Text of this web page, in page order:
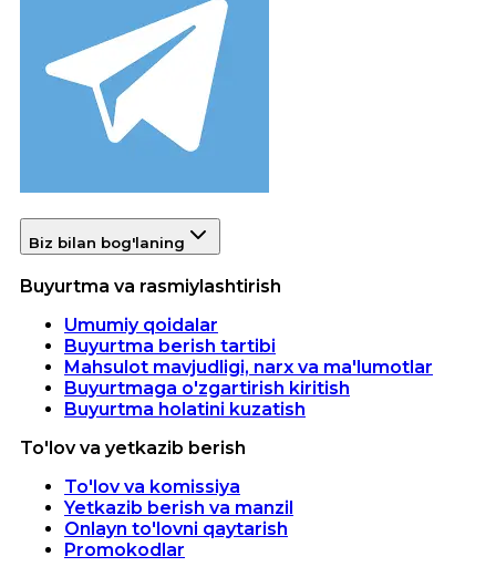
Biz bilan bog'laning
Buyurtma va rasmiylashtirish
Umumiy qoidalar
Buyurtma berish tartibi
Mahsulot mavjudligi, narx va ma'lumotlar
Buyurtmaga o'zgartirish kiritish
Buyurtma holatini kuzatish
To'lov va yetkazib berish
To'lov va komissiya
Yetkazib berish va manzil
Onlayn to'lovni qaytarish
Promokodlar